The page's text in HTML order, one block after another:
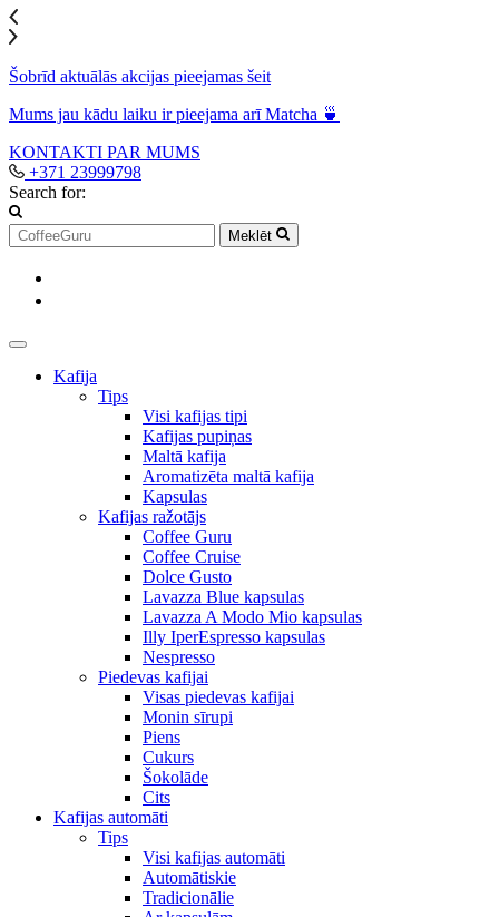
Šobrīd aktuālās akcijas pieejamas šeit
Mums jau kādu laiku ir pieejama arī Matcha 🍵
KONTAKTI PAR MUMS
+371 23999798
Search for:
Meklēt
Kafija
Tips
Visi kafijas tipi
Kafijas pupiņas
Maltā kafija
Aromatizēta maltā kafija
Kapsulas
Kafijas ražotājs
Coffee Guru
Coffee Cruise
Dolce Gusto
Lavazza Blue kapsulas
Lavazza A Modo Mio kapsulas
Illy IperEspresso kapsulas
Nespresso
Piedevas kafijai
Visas piedevas kafijai
Monin sīrupi
Piens
Cukurs
Šokolāde
Cits
Kafijas automāti
Tips
Visi kafijas automāti
Automātiskie
Tradicionālie